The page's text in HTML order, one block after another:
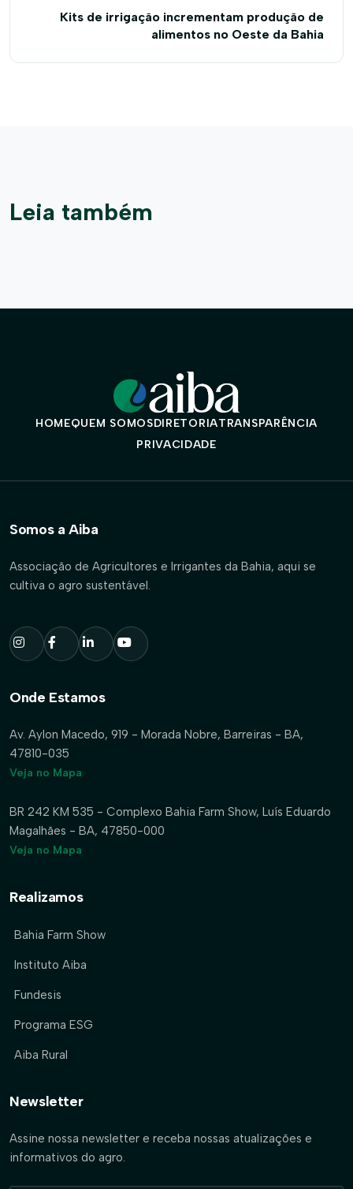
Kits de irrigação incrementam produção de
alimentos no Oeste da Bahia
Leia também
HOMEQUEM SOMOSDIRETORIATRANSPARÊNCIA
PRIVACIDADE
Somos a Aiba
Associação de Agricultores e Irrigantes da Bahia, aqui se
cultiva o agro sustentável.
Onde Estamos
Av. Aylon Macedo, 919 - Morada Nobre, Barreiras - BA,
47810-035
Veja no Mapa
BR 242 KM 535 - Complexo Bahia Farm Show, Luís Eduardo
Magalhães - BA, 47850-000
Veja no Mapa
Realizamos
Bahia Farm Show
Instituto Aiba
Fundesis
Programa ESG
Aiba Rural
Newsletter
Assine nossa newsletter e receba nossas atualizações e
informativos do agro.